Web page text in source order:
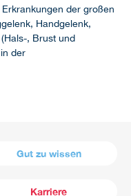
der großen
Handgelenk,
, Brust und
der
Gut zu wissen
Karriere